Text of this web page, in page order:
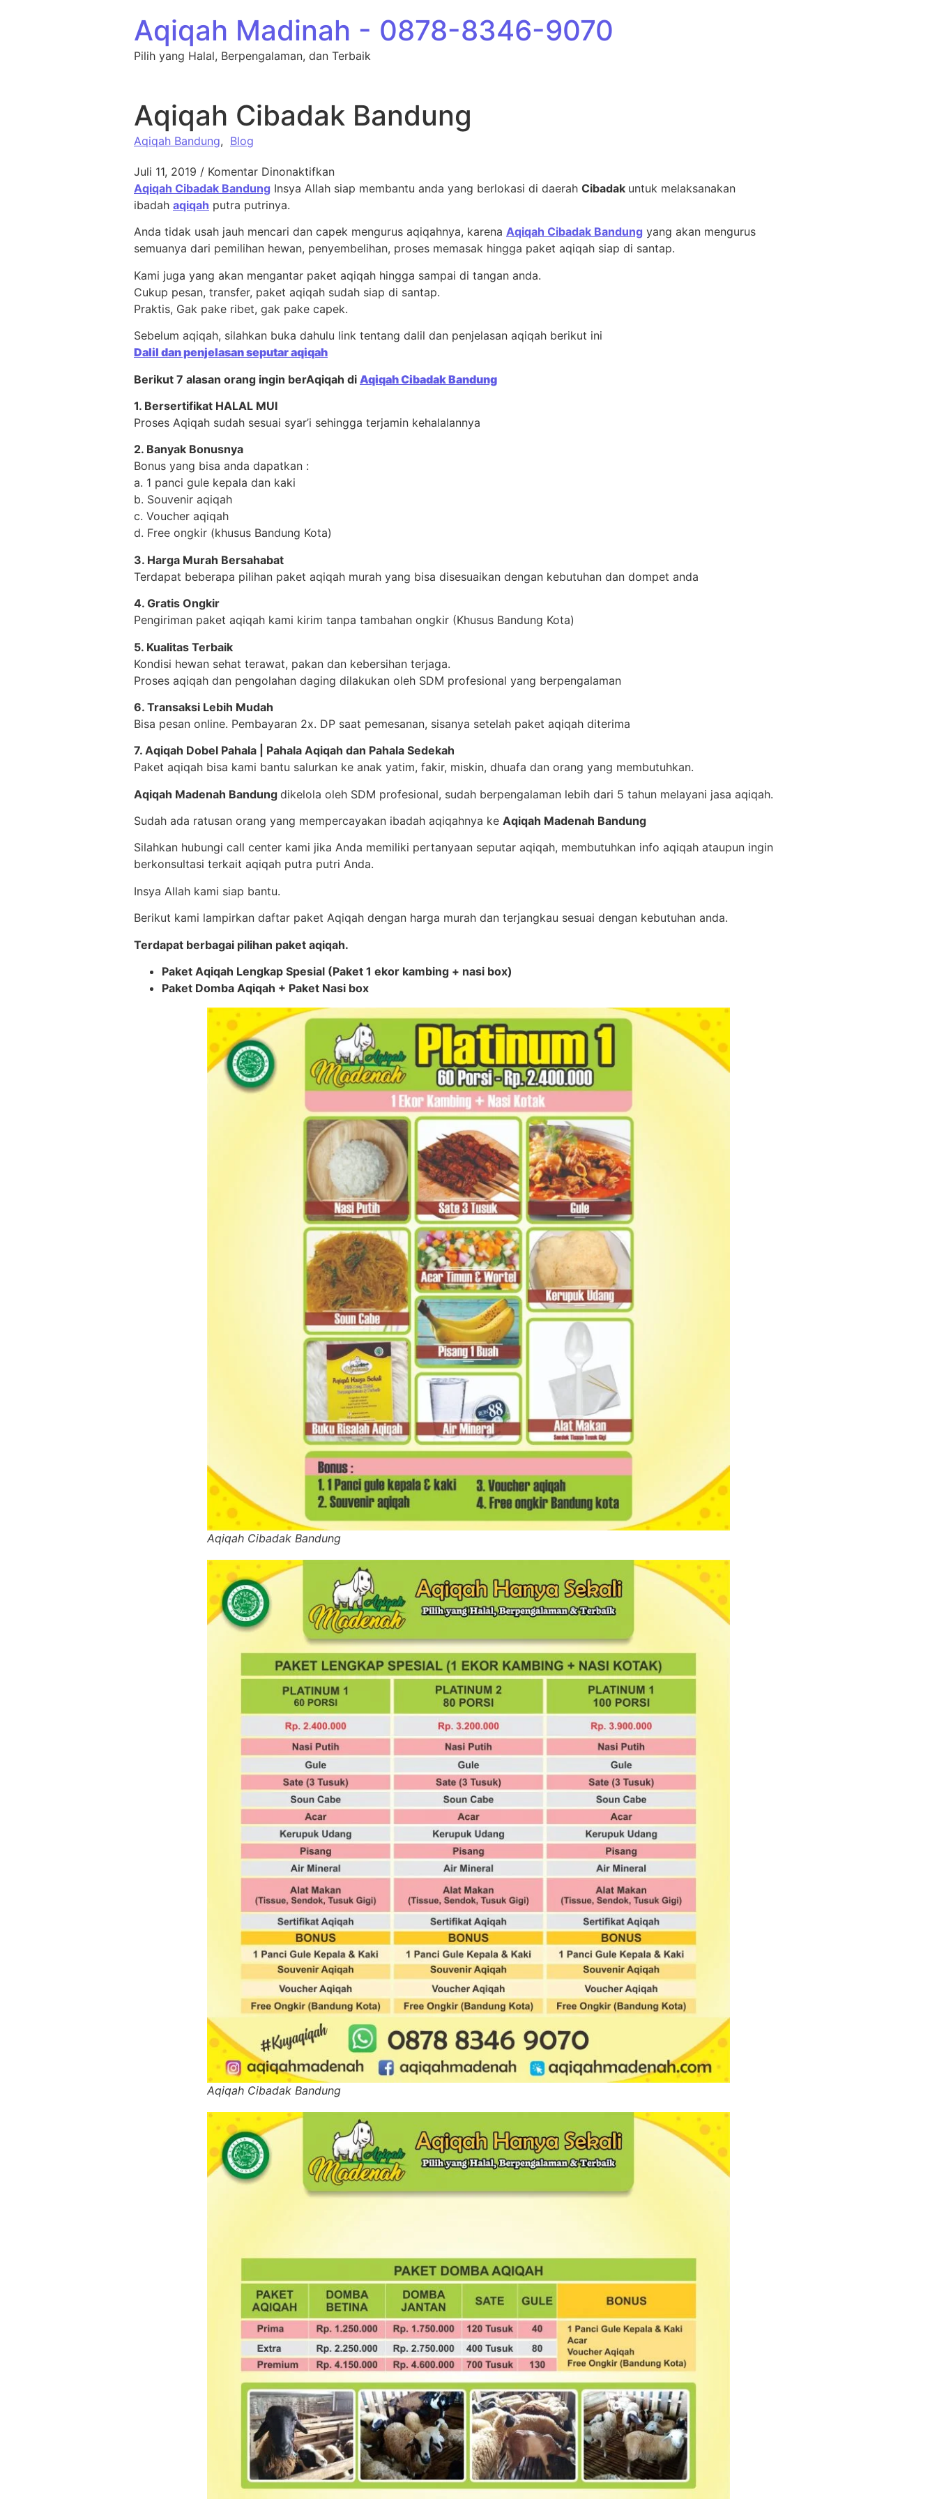
Aqiqah Madinah - 0878-8346-9070
Pilih yang Halal, Berpengalaman, dan Terbaik
Aqiqah Cibadak Bandung
Aqiqah Bandung, Blog
Juli 11, 2019 / Komentar Dinonaktifkanpada Aqiqah Cibadak Bandung
Aqiqah Cibadak Bandung Insya Allah siap membantu anda yang berlokasi di daerah Cibadak untuk melaksanakan
ibadah aqiqah putra putrinya.
Anda tidak usah jauh mencari dan capek mengurus aqiqahnya, karena Aqiqah Cibadak Bandung yang akan mengurus
semuanya dari pemilihan hewan, penyembelihan, proses memasak hingga paket aqiqah siap di santap.
Kami juga yang akan mengantar paket aqiqah hingga sampai di tangan anda.
Cukup pesan, transfer, paket aqiqah sudah siap di santap.
Praktis, Gak pake ribet, gak pake capek.
Sebelum aqiqah, silahkan buka dahulu link tentang dalil dan penjelasan aqiqah berikut ini
Dalil dan penjelasan seputar aqiqah
Berikut 7 alasan orang ingin berAqiqah di Aqiqah Cibadak Bandung
1. Bersertifikat HALAL MUI
Proses Aqiqah sudah sesuai syar’i sehingga terjamin kehalalannya
2. Banyak Bonusnya
Bonus yang bisa anda dapatkan :
a. 1 panci gule kepala dan kaki
b. Souvenir aqiqah
c. Voucher aqiqah
d. Free ongkir (khusus Bandung Kota)
3. Harga Murah Bersahabat
Terdapat beberapa pilihan paket aqiqah murah yang bisa disesuaikan dengan kebutuhan dan dompet anda
4. Gratis Ongkir
Pengiriman paket aqiqah kami kirim tanpa tambahan ongkir (Khusus Bandung Kota)
5. Kualitas Terbaik
Kondisi hewan sehat terawat, pakan dan kebersihan terjaga.
Proses aqiqah dan pengolahan daging dilakukan oleh SDM profesional yang berpengalaman
6. Transaksi Lebih Mudah
Bisa pesan online. Pembayaran 2x. DP saat pemesanan, sisanya setelah paket aqiqah diterima
7. Aqiqah Dobel Pahala | Pahala Aqiqah dan Pahala Sedekah
Paket aqiqah bisa kami bantu salurkan ke anak yatim, fakir, miskin, dhuafa dan orang yang membutuhkan.
Aqiqah Madenah Bandung dikelola oleh SDM profesional, sudah berpengalaman lebih dari 5 tahun melayani jasa aqiqah.
Sudah ada ratusan orang yang mempercayakan ibadah aqiqahnya ke Aqiqah Madenah Bandung
Silahkan hubungi call center kami jika Anda memiliki pertanyaan seputar aqiqah, membutuhkan info aqiqah ataupun ingin
berkonsultasi terkait aqiqah putra putri Anda.
Insya Allah kami siap bantu.
Berikut kami lampirkan daftar paket Aqiqah dengan harga murah dan terjangkau sesuai dengan kebutuhan anda.
Terdapat berbagai pilihan paket aqiqah.
Paket Aqiqah Lengkap Spesial (Paket 1 ekor kambing + nasi box)
Paket Domba Aqiqah + Paket Nasi box
Aqiqah Cibadak Bandung
Aqiqah Cibadak Bandung